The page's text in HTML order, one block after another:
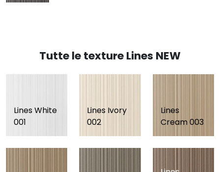
Tutte le texture Lines NEW
Lines White
001
Lines Ivory
002
Lines
Cream 003